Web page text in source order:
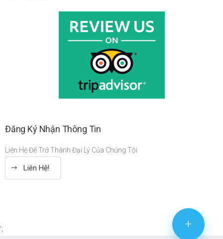
Đăng Ký Nhận Thông Tin
Liên Hệ Để Trở Thành Đại Lý Của Chúng Tôi
Liên Hệ!
'; +